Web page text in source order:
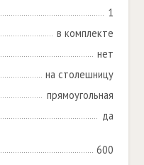
1
в комплекте
нет
на столешницу
прямоугольная
да
600